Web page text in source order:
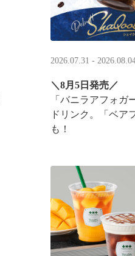
2026.07.31 -
＼8月5日発売／
「バニラアフォ
ドリンク。「ベア
も！